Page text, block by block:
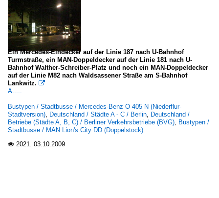
Ein Mercedes-Eindecker auf der Linie 187 nach U-Bahnhof
Turmstraße, ein MAN-Doppeldecker auf der Linie 181 nach U-
Bahnhof Walther-Schreiber-Platz und noch ein MAN-Doppeldecker
auf der Linie M82 nach Waldsassener Straße am S-Bahnhof
Lankwitz. 
A.....
Bustypen / Stadtbusse / Mercedes-Benz O 405 N (Niederflur-
Stadtversion), Deutschland / Städte A - C / Berlin, Deutschland /
Betriebe (Städte A, B, C) / Berliner Verkehrsbetriebe (BVG), Bustypen /
Stadtbusse / MAN Lion's City DD (Doppelstock)
 2021. 03.10.2009